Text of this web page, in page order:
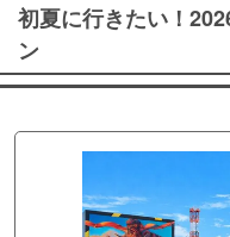
初夏に行きたい！
ン